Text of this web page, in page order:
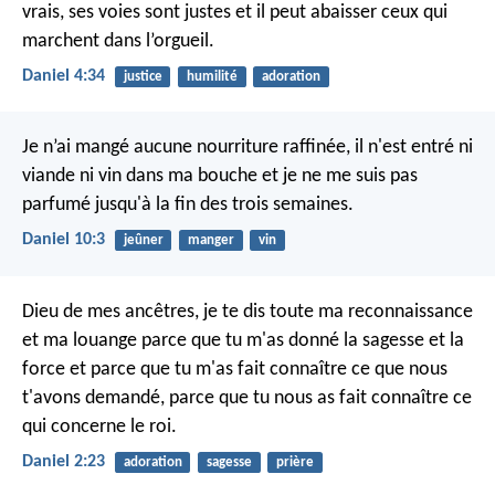
vrais, ses voies sont justes et il peut abaisser ceux qui
marchent dans l’orgueil.
Daniel 4:34 justice humilité adoration
Je n’ai mangé aucune nourriture raffinée, il n'est entré ni
viande ni vin dans ma bouche et je ne me suis pas
parfumé jusqu'à la fin des trois semaines.
Daniel 10:3 jeûner manger vin
Dieu de mes ancêtres, je te dis toute ma reconnaissance
et ma louange parce que tu m'as donné la sagesse et la
force et parce que tu m'as fait connaître ce que nous
t'avons demandé, parce que tu nous as fait connaître ce
qui concerne le roi.
Daniel 2:23 adoration sagesse prière